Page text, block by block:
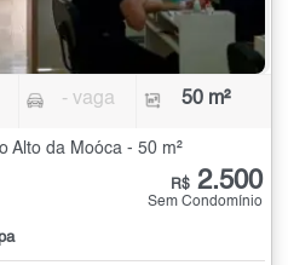
- vaga 50 m²
Alto da Moóca - 50 m²
R$ 2.500
Sem Condomínio